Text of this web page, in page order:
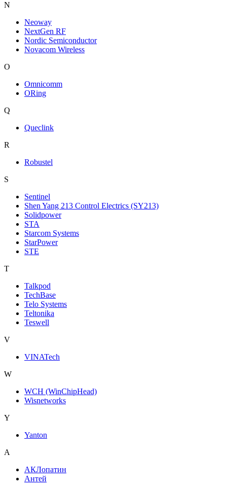
N
Neoway
NextGen RF
Nordic Semiconductor
Novacom Wireless
O
Omnicomm
ORing
Q
Queclink
R
Robustel
S
Sentinel
Shen Yang 213 Control Electrics (SY213)
Solidpower
STA
Starcom Systems
StarPower
STE
T
Talkpod
TechBase
Telo Systems
Teltonika
Teswell
V
VINATech
W
WCH (WinChipHead)
Wisnetworks
Y
Yanton
А
АКЛопатин
Антей